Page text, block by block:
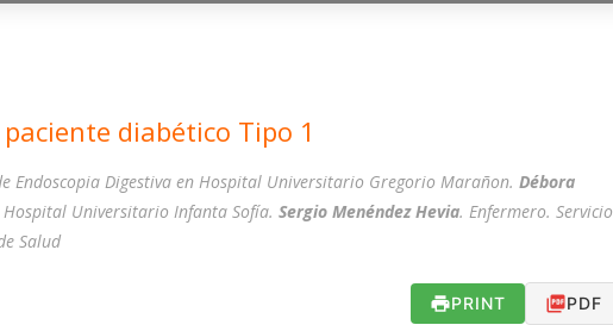
diabético Tipo 1
Endoscopia Digestiva en Hospital Universitario Gregorio Marañon. Débora
Universitario Infanta Sofía. Sergio Menéndez Hevia. Enfermero. Servicio
Salud
PRINT PDF